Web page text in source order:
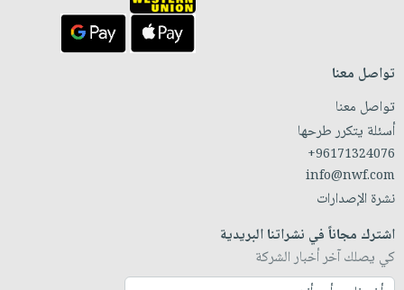
تواصل معنا
تواصل معنا
أسئلة يتكرر طرحها
+96171324076
info@nwf.com
نشرة الإصدارات
اشترك مجاناً في نشراتنا البريدية
كي يصلك آخر أخبار الشركة